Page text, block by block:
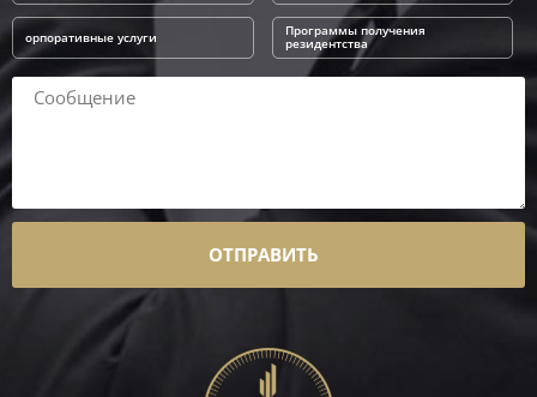
орпоративные услуги Программы получения
резидентства
ОТПРАВИТЬ